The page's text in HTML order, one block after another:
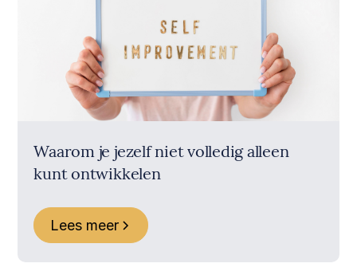
Waarom je jezelf niet volledig alleen
kunt ontwikkelen
Lees meer